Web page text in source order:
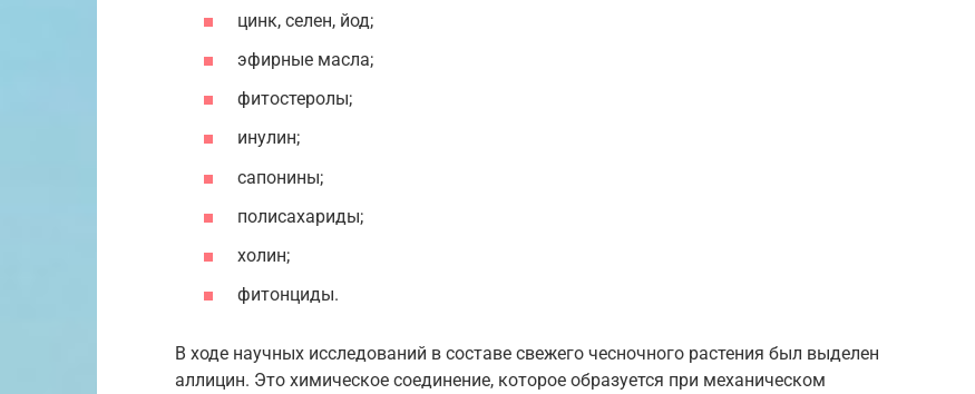
цинк, селен, йод;
эфирные масла;
фитостеролы;
инулин;
сапонины;
полисахариды;
холин;
фитонциды.
В ходе научных исследований в составе свежего чесночного растения был выделен
аллицин. Это химическое соединение, которое образуется при механическом